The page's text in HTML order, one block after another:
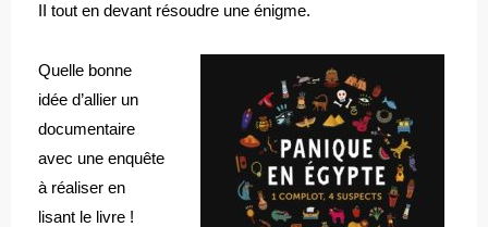
II tout en devant résoudre une énigme.
Quelle bonne
idée d’allier un
documentaire
avec une enquête
à réaliser en
lisant le livre !